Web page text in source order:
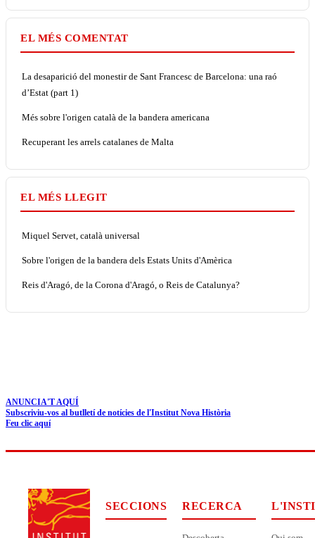
EL MÉS COMENTAT
La desaparició del monestir de Sant Francesc de Barcelona: una raó
d’Estat (part 1)
Més sobre l'origen català de la bandera americana
Recuperant les arrels catalanes de Malta
EL MÉS LLEGIT
Miquel Servet, català universal
Sobre l'origen de la bandera dels Estats Units d'Amèrica
Reis d'Aragó, de la Corona d'Aragó, o Reis de Catalunya?
ANUNCIA'T AQUÍ
Subscriviu-vos al butlletí de notícies de l'Institut Nova Història
Feu clic aquí
SECCIONS RECERCA